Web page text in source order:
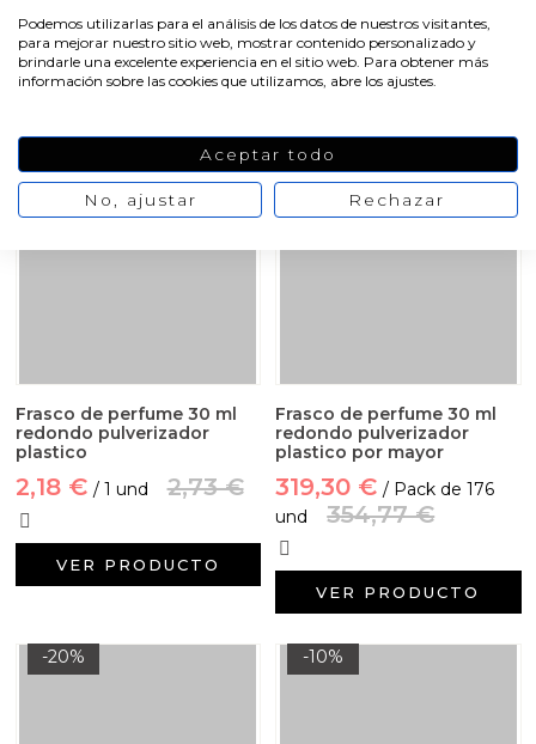
121,59 €
VER PRODUCTO
Frasco de perfume 30 ml
redondo pulverizador
plastico
2,18 € / 1 und 2,73 €
VER PRODUCTO
-10%
Frasco de perfume 30 ml
redondo pulverizador
plastico por mayor
319,30 € / Pack de 176
und
354,77 €
VER PRODUCTO
-20% -10%
Podemos utilizarlas para el análisis de los datos de nuestros visitantes,
para mejorar nuestro sitio web, mostrar contenido personalizado y
brindarle una excelente experiencia en el sitio web. Para obtener más
información sobre las cookies que utilizamos, abre los ajustes.
Aceptar todo
No, ajustar Rechazar